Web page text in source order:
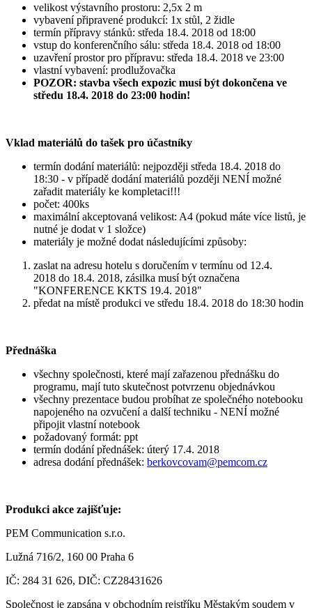
velikost výstavního prostoru: 2,5x 2 m
vybavení připravené produkcí: 1x stůl, 2 židle
termín přípravy stánků: středa 18.4. 2018 od 18:00
vstup do konferenčního sálu: středa 18.4. 2018 od 18:00
uzavření prostor pro přípravu: středa 18.4. 2018 ve 23:00
vlastní vybavení: prodlužovačka
POZOR: stavba všech expozic musí být dokončena ve
středu 18.4. 2018 do 23:00 hodin!
Vklad materiálů do tašek pro účastníky
termín dodání materiálů: nejpozději středa 18.4. 2018 do
18:30 - v případě dodání materiálů později NENÍ možné
zařadit materiály ke kompletaci!!!
počet: 400ks
maximální akceptovaná velikost: A4 (pokud máte více listů, je
nutné je dodat v 1 složce)
materiály je možné dodat následujícími způsoby:
zaslat na adresu hotelu s doručením v termínu od 12.4.
2018 do 18.4. 2018, zásilka musí být označena
"KONFERENCE KKTS 19.4. 2018"
předat na místě produkci ve středu 18.4. 2018 do 18:30 hodin
Přednáška
všechny společnosti, které mají zařazenou přednášku do
programu, mají tuto skutečnost potvrzenu objednávkou
všechny prezentace budou probíhat ze společného notebooku
napojeného na ozvučení a další techniku - NENÍ možné
připojit vlastní notebook
požadovaný formát: ppt
termín dodání přednášek: úterý 17.4. 2018
adresa dodání přednášek: berkovcovam@pemcom.cz
Produkci akce zajišťuje:
PEM Communication s.r.o.
Lužná 716/2, 160 00 Praha 6
IČ: 284 31 626, DIČ: CZ28431626
Společnost je zapsána v obchodním rejstříku Městakým soudem v